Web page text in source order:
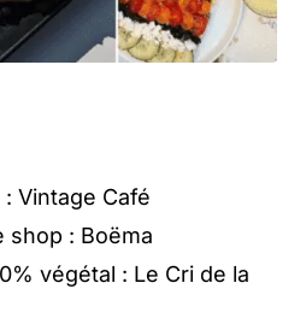
Vintage Café
shop : Boëma
végétal : Le Cri de la